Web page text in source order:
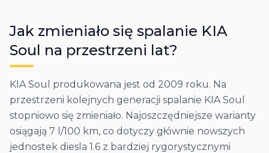
Jak zmieniało się spalanie KIA
Soul na przestrzeni lat?
KIA Soul produkowana jest od 2009 roku. Na
przestrzeni kolejnych generacji spalanie KIA Soul
stopniowo się zmieniało. Najoszczędniejsze warianty
osiągają 7 l/100 km, co dotyczy głównie nowszych
jednostek diesla 1.6 z bardziej rygorystycznymi